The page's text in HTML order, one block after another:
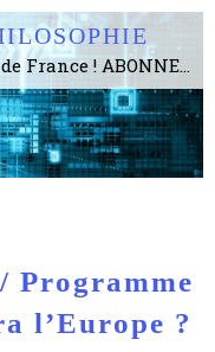
Le plus gros site de philosophie de France ! ABONNEZ-VOUS ! 4115 Articles, 1634 abonné·e·s, depuis 2006 . . . . . . . . 2 852 214 pages vues jusqu'à présent. Prestance et être apte à un plus grand nombre de choses.
Programme
l’Europe ?